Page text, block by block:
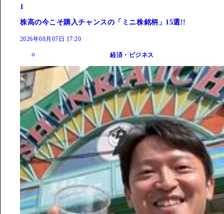
1
株高の今こそ購入チャンスの「ミニ株銘柄」15選!!
2026年08月07日 17:20
経済・ビジネス